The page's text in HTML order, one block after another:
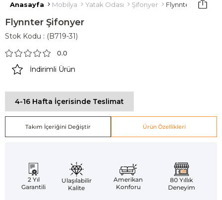
Anasayfa Mobilya Yatak Odası Şifonyer Flynnter Şifonyer
Flynnter Şifonyer
Stok Kodu (B719-31)
0.0
İndirimli Ürün
4-16 Hafta İçerisinde Teslimat
Takım İçeriğini Değiştir Ürün Özellikleri
2 Yıl
Garantili
Ulaşılabilir
Kalite
Amerikan
Konforu
80 Yıllık
Deneyim